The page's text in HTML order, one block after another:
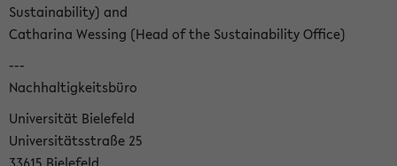
Sustainability) and
Catharina Wessing (Head of the Sustainability Office)
---
Nachhaltigkeitsbüro
Universität Bielefeld
Universitätsstraße 25